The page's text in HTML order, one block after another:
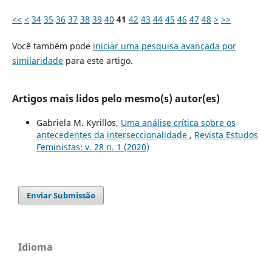
<< < 34 35 36 37 38 39 40 41 42 43 44 45 46 47 48 > >>
Você também pode iniciar uma pesquisa avançada por
similaridadepara este artigo.
Artigos mais lidos pelo mesmo(s) autor(es)
Gabriela M. Kyrillos, Uma análise crítica sobre os
antecedentes da interseccionalidade , Revista Estudos
Feministas: v. 28 n. 1 (2020)
Enviar Submissão
Idioma